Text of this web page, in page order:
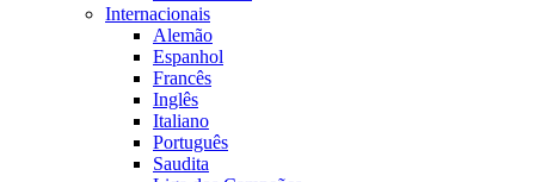
Internacionais
Alemão
Espanhol
Francês
Inglês
Italiano
Português
Saudita